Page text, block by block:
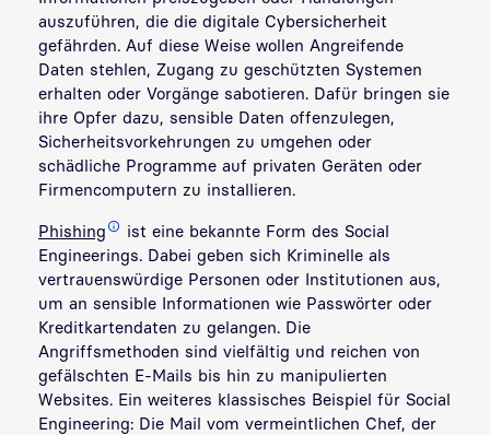
auszuführen, die die digitale Cybersicherheit
gefährden. Auf diese Weise wollen Angreifende
Daten stehlen, Zugang zu geschützten Systemen
erhalten oder Vorgänge sabotieren. Dafür bringen sie
ihre Opfer dazu, sensible Daten offenzulegen,
Sicherheitsvorkehrungen zu umgehen oder
schädliche Programme auf privaten Geräten oder
Firmencomputern zu installieren.
Phishing
ist eine bekannte Form des Social
Engineerings. Dabei geben sich Kriminelle als
vertrauenswürdige Personen oder Institutionen aus,
um an sensible Informationen wie Passwörter oder
Kreditkartendaten zu gelangen. Die
Angriffsmethoden sind vielfältig und reichen von
gefälschten E-Mails bis hin zu manipulierten
Websites. Ein weiteres klassisches Beispiel für Social
Engineering: Die Mail vom vermeintlichen Chef, der